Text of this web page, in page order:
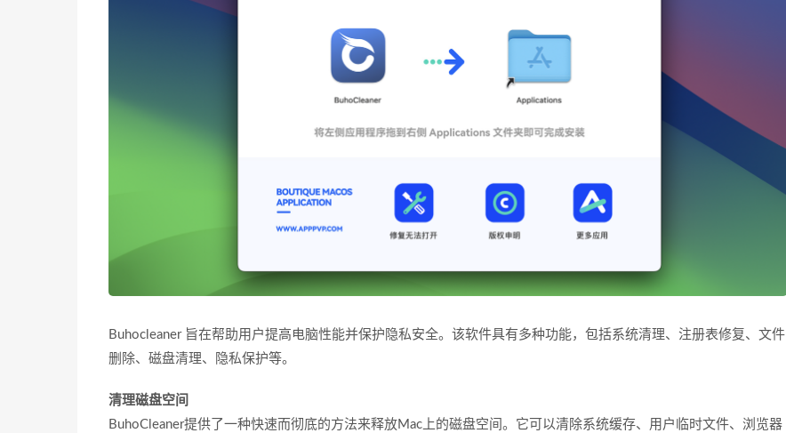
Buhocleaner 旨在帮助用户提高电脑性能并保护隐私安全。该软件具有多种功能，包括系统清理、注册表修复、文件
删除、磁盘清理、隐私保护等。
清理磁盘空间
BuhoCleaner提供了一种快速而彻底的方法来释放Mac上的磁盘空间。它可以清除系统缓存、用户临时文件、浏览器